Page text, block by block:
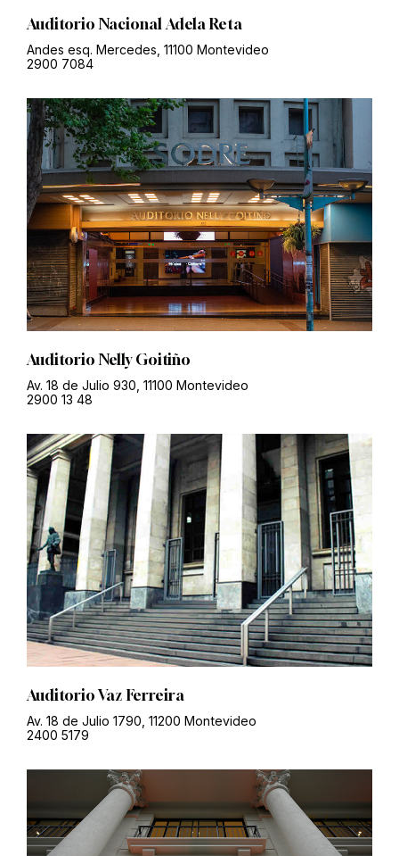
Auditorio Nacional Adela Reta
Andes esq. Mercedes, 11100 Montevideo
2900 7084
Auditorio Nelly Goitiño
Av. 18 de Julio 930, 11100 Montevideo
2900 13 48
Auditorio Vaz Ferreira
Av. 18 de Julio 1790, 11200 Montevideo
2400 5179